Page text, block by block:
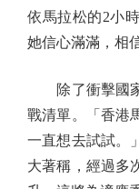
依馬拉松的2小
她信心滿滿，相
除了衝擊國家
戰清單。「香港
一直想去試試。
大著稱，經過多